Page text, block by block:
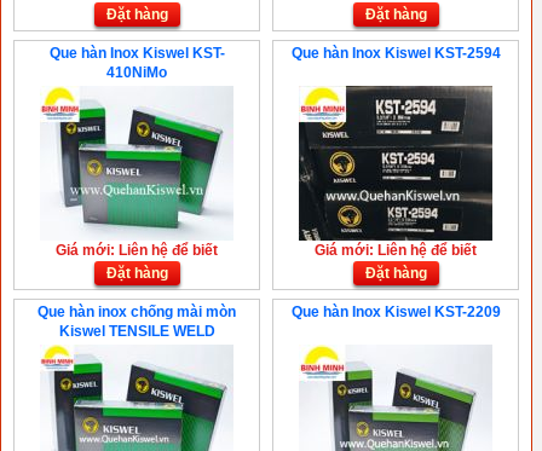
Đặt hàng
Đặt hàng
Que hàn Inox Kiswel KST-
410NiMo
Giá mới: Liên hệ để biết
Đặt hàng
Que hàn Inox Kiswel KST-2594
Giá mới: Liên hệ để biết
Đặt hàng
Que hàn inox chống mài mòn
Kiswel TENSILE WELD
Que hàn Inox Kiswel KST-2209